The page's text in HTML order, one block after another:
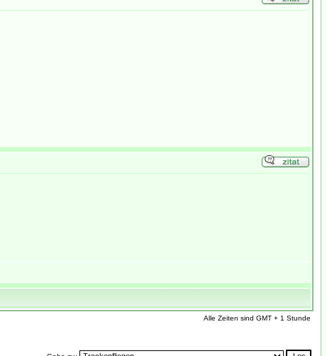
Alle Zeiten sind GMT + 1 Stunde